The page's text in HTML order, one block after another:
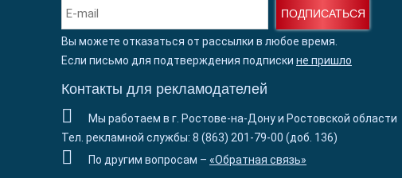
ПОДПИСАТЬСЯ
Вы можете отказаться от рассылки в любое время.
Если письмо для подтверждения подписки не пришло
Контакты для рекламодателей
Мы работаем в г. Ростове-на-Дону и Ростовской области
Тел. рекламной службы: 8 (863) 201-79-00 (доб. 136)
По другим вопросам – «Обратная связь»